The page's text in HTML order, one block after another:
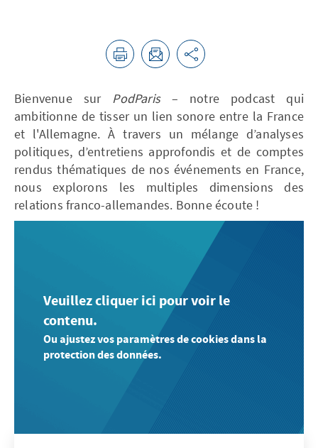
Bienvenue sur PodParis– notre podcast qui
ambitionne de tisser un lien sonore entre la France
et l'Allemagne. À travers un mélange d’analyses
politiques, d’entretiens approfondis et de comptes
rendus thématiques de nos événements en France,
nous explorons les multiples dimensions des
relations franco-allemandes. Bonne écoute !
Veuillez cliquer ici pour voir le
contenu.
Ou ajustez vos paramètres de cookies dans la
protection des données.